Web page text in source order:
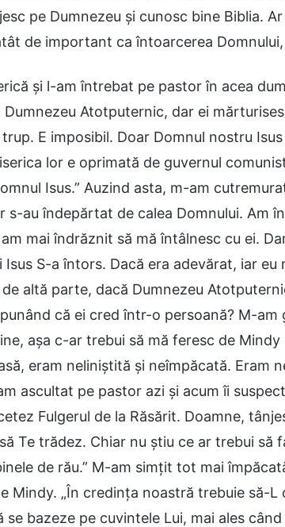
pe Dumnezeu și cunosc bine Biblia.
de important ca întoarcerea
și l-am întrebat pe pastor în acea
Dumnezeu Atotputernic, dar ei
E imposibil. Doar Domnul nostru
lor e oprimată de guvernul
Isus.” Auzind asta, m-am
s-au îndepărtat de calea Domnului. Am
mai îndrăznit să mă întâlnesc cu ei.
Isus S-a întors. Dacă era adevărat, iar
de altă parte, dacă Dumnezeu
că ei cred într-o persoană? M-
așa c-ar trebui să mă feresc de
eram neliniștită și neîmpăcată. Eram
ascultat pe pastor azi și acum îi
Fulgerul de la Răsărit. Doamne,
Te trădez. Chiar nu știu ce ar trebui să
de rău.” M-am simțit tot mai
Mindy. „În credința noastră trebuie să-
se bazeze pe cuvintele Lui, mai ales